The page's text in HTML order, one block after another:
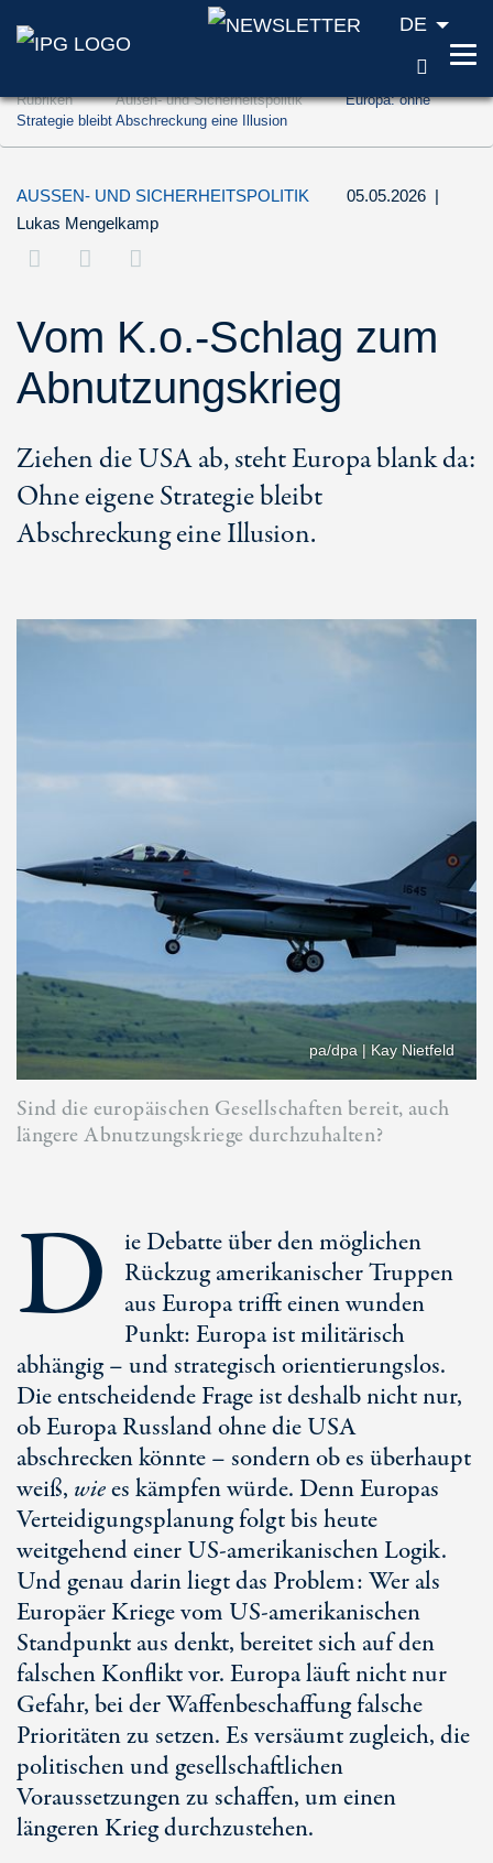
Zum Inhalt springen (Accesskey '1')
Zur Suche springen (Accesskey '2')
DE
Rubriken Außen- und Sicherheitspolitik
Europa: ohne
Strategie bleibt Abschreckung eine Illusion
AUSSEN- UND SICHERHEITSPOLITIK 05.05.2026 |
Lukas Mengelkamp
Vom K.o.-Schlag zum
Abnutzungskrieg
Ziehen die USA ab, steht Europa blank da:
Ohne eigene Strategie bleibt
Abschreckung eine Illusion.
pa/dpa | Kay Nietfeld
Sind die europäischen Gesellschaften bereit, auch
längere Abnutzungskriege durchzuhalten?
D
ie Debatte über den möglichen
Rückzug amerikanischer Truppen
aus Europa trifft einen wunden
Punkt: Europa ist militärisch
abhängig – und strategisch orientierungslos.
Die entscheidende Frage ist deshalb nicht nur,
ob Europa Russland ohne die USA
abschrecken könnte – sondern ob es überhaupt
weiß, wiees kämpfen würde. Denn Europas
Verteidigungsplanung folgt bis heute
weitgehend einer US-amerikanischen Logik.
Und genau darin liegt das Problem: Wer als
Europäer Kriege vom US-amerikanischen
Standpunkt aus denkt, bereitet sich auf den
falschen Konflikt vor. Europa läuft nicht nur
Gefahr, bei der Waffenbeschaffung falsche
Prioritäten zu setzen. Es versäumt zugleich, die
politischen und gesellschaftlichen
Voraussetzungen zu schaffen, um einen
längeren Krieg durchzustehen.